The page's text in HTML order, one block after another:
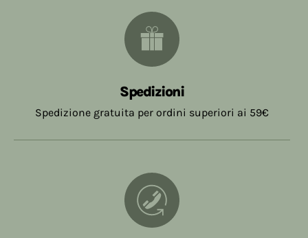
Spedizioni
Spedizione gratuita per ordini superiori ai 59€